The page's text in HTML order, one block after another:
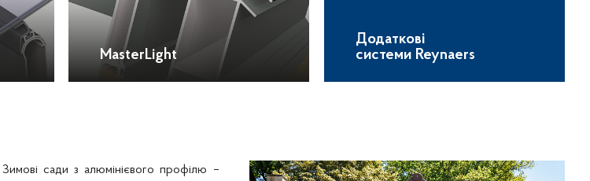
MasterLight
Додаткові
системи Reynaers
сади з алюмінієвого профілю –